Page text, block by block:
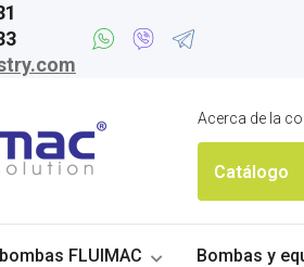
Acerca de la
Catálogo
FLUIMAC Bombas y